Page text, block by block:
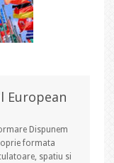
European
Dispunem
formata
spatiu si